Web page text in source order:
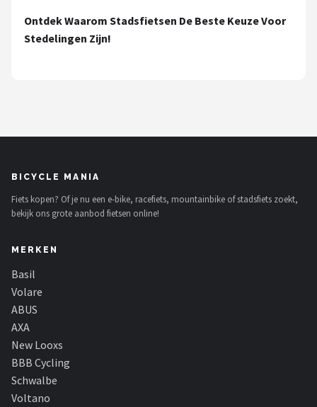
ABUS
Voltano
Cortina
Alle merken →
Ontdek Waarom Stadsfietsen De Beste Keuze Voor
Stedelingen Zijn!
BICYCLE MANIA
Fiets kopen? Of je nu een e-bike, racefiets, mountainbike of stadsfiets zoekt,
bekijk ons grote aanbod fietsen online!
MERKEN
Basil
Volare
ABUS
AXA
New Looxs
BBB Cycling
Schwalbe
Voltano